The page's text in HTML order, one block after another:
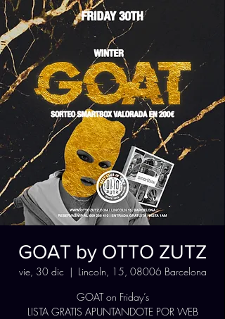
GOAT by OTTO ZUTZ
vie, 30 dic
  |
Lincoln, 15, 08006 Barcelona
GOAT on Friday’s
LISTA GRATIS APUNTANDOTE POR WEB